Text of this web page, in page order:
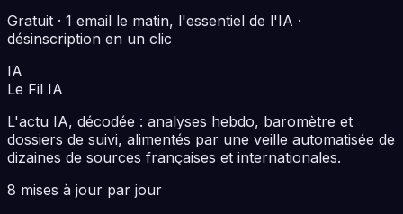
Gratuit · 1 email le matin, l'essentiel de l'IA ·
désinscription en un clic
IA
Le Fil IA
L'actu IA, décodée : analyses hebdo, baromètre et
dossiers de suivi, alimentés par une veille automatisée de
dizaines de sources françaises et internationales.
8 mises à jour par jour